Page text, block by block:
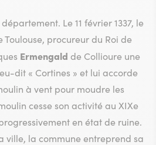
Le 11 février 1337, le
procureur du Roi de
Ermengald de Collioure une
dit « Cortines » et lui accorde
à vent pour moudre les
cesse son activité au XIXe
en état de ruine.
ville, la commune entreprend sa